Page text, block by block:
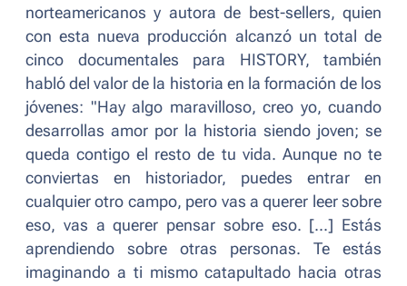
norteamericanos y autora de best-sellers, quien
con esta nueva producción alcanzó un total de
cinco documentales para HISTORY, también
habló del valor de la historia en la formación de los
jóvenes: "Hay algo maravilloso, creo yo, cuando
desarrollas amor por la historia siendo joven; se
queda contigo el resto de tu vida. Aunque no te
conviertas en historiador, puedes entrar en
cualquier otro campo, pero vas a querer leer sobre
eso, vas a querer pensar sobre eso. [...] Estás
aprendiendo sobre otras personas. Te estás
imaginando a ti mismo catapultado hacia otras